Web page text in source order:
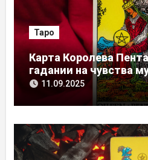
Таро
Карта Королева
гадании на чувства
карты Таро
11.09.2025